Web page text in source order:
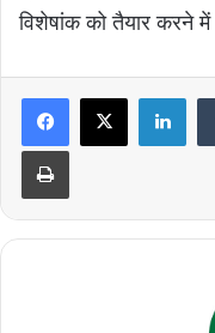
विशेषांक को तैयार करने में